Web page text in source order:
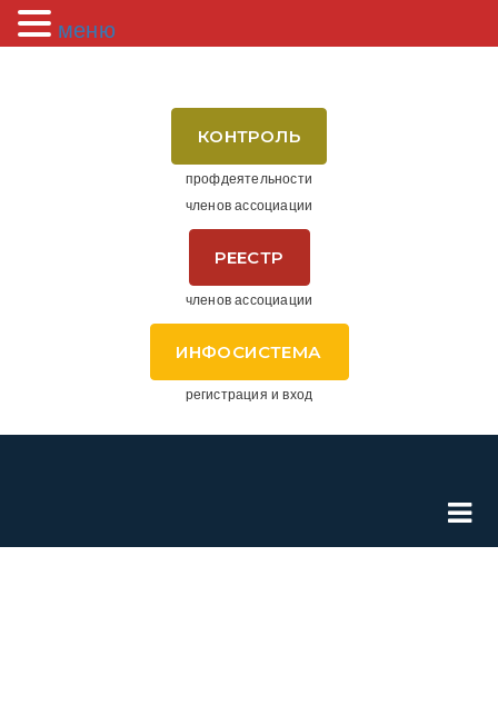
КОНТРОЛЬ
профдеятельности
членов ассоциации
РЕЕСТР
членов ассоциации
ИНФОСИСТЕМА
регистрация и вход
меню